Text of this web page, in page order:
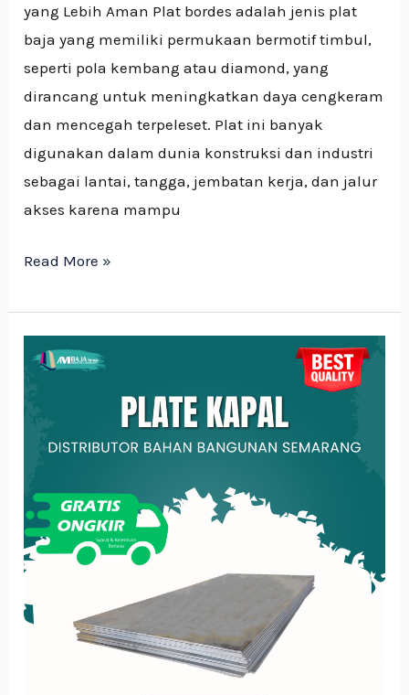
yang Lebih Aman Plat bordes adalah jenis plat
baja yang memiliki permukaan bermotif timbul,
seperti pola kembang atau diamond, yang
dirancang untuk meningkatkan daya cengkeram
dan mencegah terpeleset. Plat ini banyak
digunakan dalam dunia konstruksi dan industri
sebagai lantai, tangga, jembatan kerja, dan jalur
akses karena mampu
Read More »
Perbedaan
Plat
Baja
Kapal